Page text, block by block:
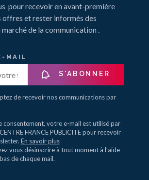
pour recevoir en avant-première
offres et rester informés des
de la communication .
MAIL
S'ABONNER
de recevoir nos communications par
consentement, votre e-mail est utilisé par
FRANCE PUBLICITE pour recevoir
En savoir plus
vous désinscrire à tout moment à l’aide
de chaque mail.